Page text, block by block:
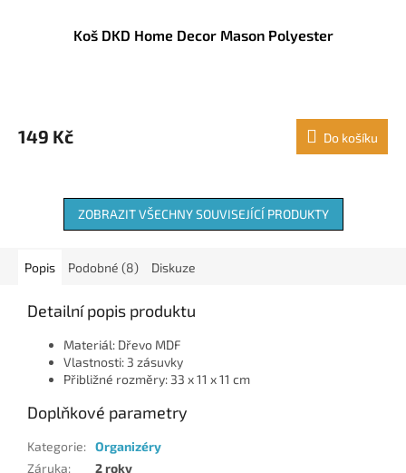
Koš DKD Home Decor Mason Polyester
149 Kč Do košíku
ZOBRAZIT VŠECHNY SOUVISEJÍCÍ PRODUKTY
Popis Podobné (8) Diskuze
Detailní popis produktu
Materiál: Dřevo MDF
Vlastnosti: 3 zásuvky
Přibližné rozměry: 33 x 11 x 11 cm
Doplňkové parametry
Kategorie: Organizéry
Záruka:
2 roky